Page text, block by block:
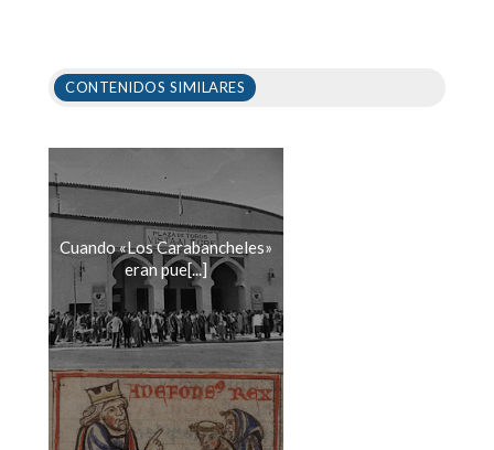
CONTENIDOS SIMILARES
Cuando «Los Carabancheles»
eran pue[...]